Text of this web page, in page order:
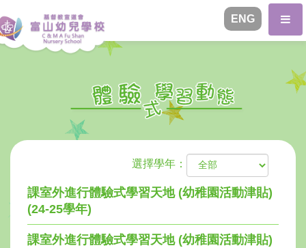
ENG
選擇學年：
課室外進行體驗式學習天地 (幼稚園活動津貼)
(24-25學年)
課室外進行體驗式學習天地 (幼稚園活動津貼)